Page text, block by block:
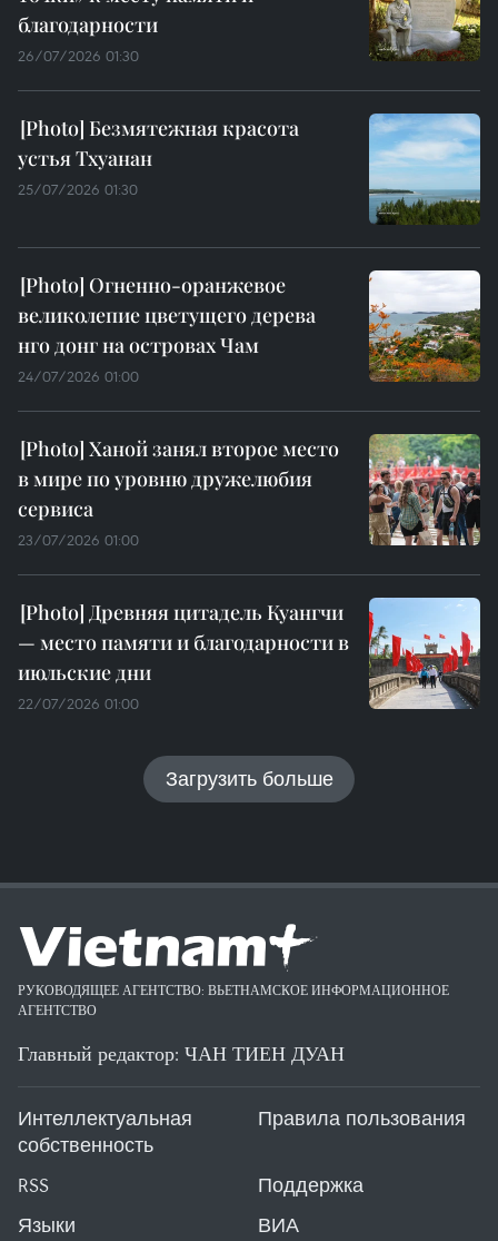
благодарности
26/07/2026 01:30
Безмятежная красота
устья Тхуанан
25/07/2026 01:30
Огненно-оранжевое
великолепие цветущего дерева
нго донг на островах Чам
24/07/2026 01:00
Ханой занял второе место
в мире по уровню дружелюбия
сервиса
23/07/2026 01:00
Древняя цитадель Куангчи
— место памяти и благодарности в
июльские дни
22/07/2026 01:00
Загрузить больше
РУКОВОДЯЩЕЕ АГЕНТСТВО: ВЬЕТНАМСКОЕ ИНФОРМАЦИОННОЕ
АГЕНТСТВО
Главный редактор: ЧАН ТИЕН ДУАН
Интеллектуальная
собственность
Правила пользования
RSS
Поддержка
Языки
ВИА